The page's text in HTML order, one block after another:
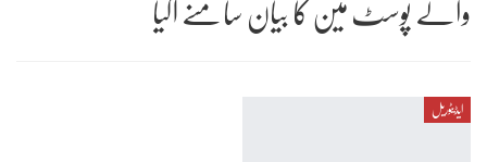
والے پوسٹ مین کا بیان سامنے آگیا
ایڈیٹوریل